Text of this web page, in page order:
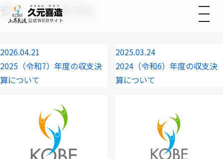
安心・安全を守る
2026.04.21
2025（令和7）年度の収支決
算について
2025.03.24
2024（令和6）年度の収支決
算について